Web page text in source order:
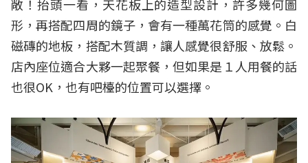
敞！抬頭一看，天花板上的造型設計，許多幾何圖
形，再搭配四周的鏡子，會有一種萬花筒的感覺。白
磁磚的地板，搭配木質調，讓人感覺很舒服、放鬆。
店內座位適合大夥一起聚餐，但如果是１人用餐的話
也很OK，也有吧檯的位置可以選擇。